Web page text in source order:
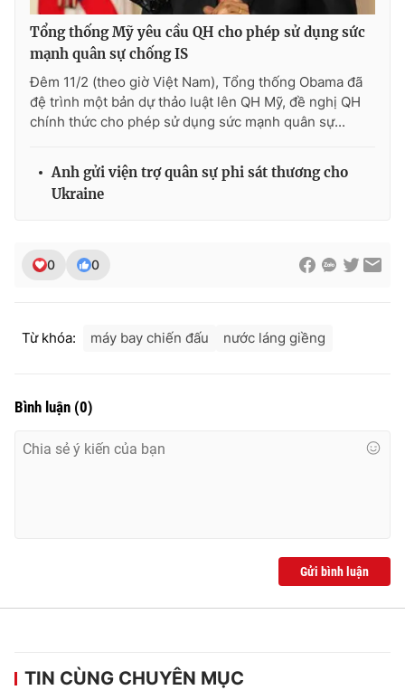
VTV4 Vươn mình bằng AI
VTV9 VTV8
Liên hệ tòa soạn English
Giấy phép hoạt động báo in và báo điện tử số 483/GP-BTTTT
Tổng Biên tập:Vũ Thanh Thủy
Tổng thống Mỹ yêu cầu QH cho phép sử dụng sức
mạnh quân sự chống IS
Đêm 11/2 (theo giờ Việt Nam), Tổng thống Obama đã
đệ trình một bản dự thảo luật lên QH Mỹ, đề nghị QH
chính thức cho phép sử dụng sức mạnh quân sự...
Anh gửi viện trợ quân sự phi sát thương cho
Ukraine
0 0
Từ khóa: máy bay chiến đấu nước láng giềng
Bình luận (0)
Gửi bình luận
TIN CÙNG CHUYÊN MỤC